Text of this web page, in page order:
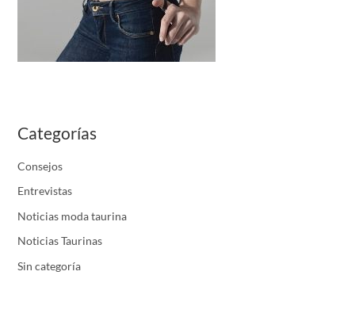
Categorías
Consejos
Entrevistas
Noticias moda taurina
Noticias Taurinas
Sin categoría